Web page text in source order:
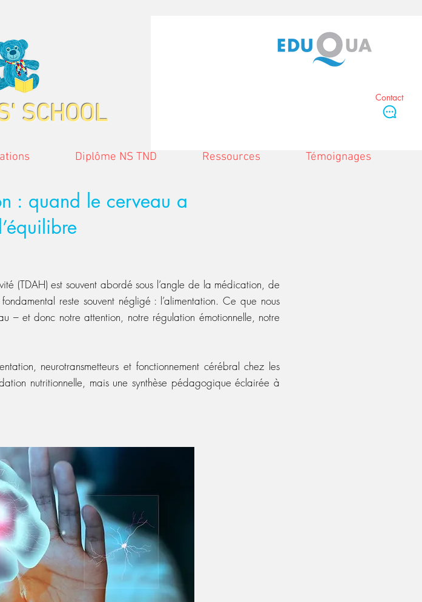
SCHOOL
Contact
Diplôme NS TND Ressources Témoignages
: quand le cerveau a
(TDAH) est souvent abordé sous l’angle de la médication, de
reste souvent négligé : l’alimentation. Ce que nous
– et donc notre attention, notre régulation émotionnelle, notre
neurotransmetteurs et fonctionnement cérébral chez les
nutritionnelle, mais une synthèse pédagogique éclairée à